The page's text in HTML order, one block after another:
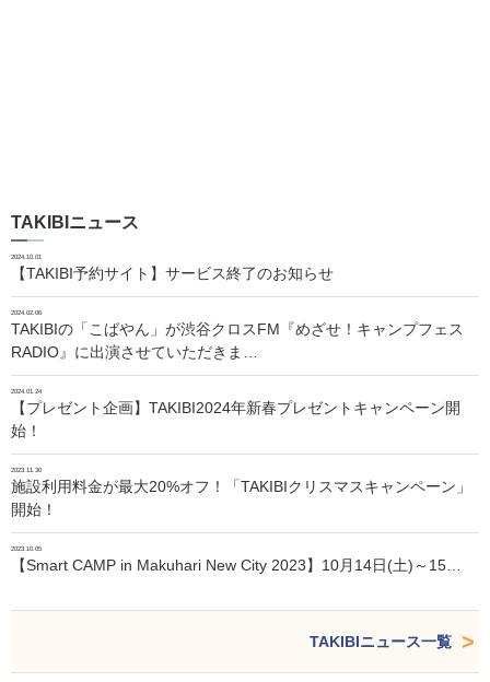
TAKIBIニュース
2024.10.01
【TAKIBI予約サイト】サービス終了のお知らせ
2024.02.06
TAKIBIの「こばやん」が渋谷クロスFM『めざせ！キャンプフェス
RADIO』に出演させていただきま…
2024.01.24
【プレゼント企画】TAKIBI2024年新春プレゼントキャンペーン開
始！
2023.11.30
施設利用料金が最大20%オフ！「TAKIBIクリスマスキャンペーン」
開始！
2023.10.05
【Smart CAMP in Makuhari New City 2023】10月14日(土)～15…
TAKIBIニュース一覧